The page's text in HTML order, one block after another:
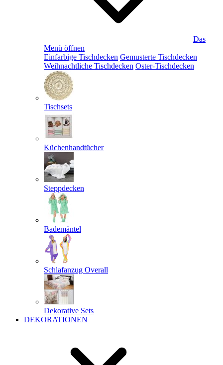
Das
Menü öffnen
Einfarbige Tischdecken Gemusterte Tischdecken
Weihnachtliche Tischdecken Oster-Tischdecken
Tischsets
Küchenhandtücher
Steppdecken
Bademäntel
Schlafanzug Overall
Dekorative Sets
DEKORATIONEN